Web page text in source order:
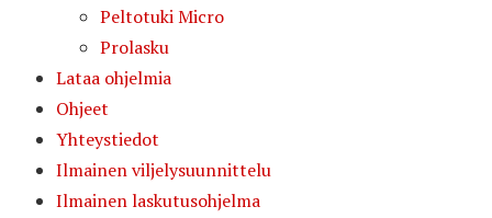
Peltotuki Micro
Prolasku
Lataa ohjelmia
Ohjeet
Yhteystiedot
Ilmainen viljelysuunnittelu
Ilmainen laskutusohjelma